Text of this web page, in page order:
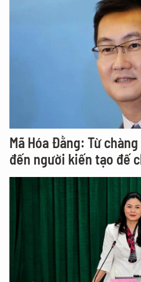
Mã Hóa Đằng: Từ
đến người kiến tạo đế